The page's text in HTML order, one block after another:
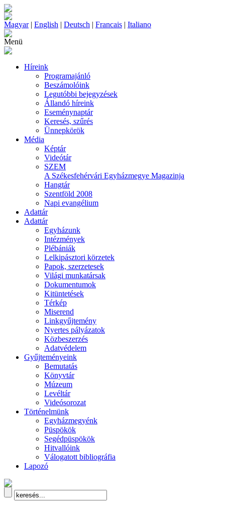
Magyar| English | Deutsch | Francais | Italiano
Menü
Híreink
Programajánló
Beszámolóink
Legutóbbi bejegyzések
Állandó híreink
Eseménynaptár
Keresés, szűrés
Ünnepkörök
Média
Képtár
Videótár
SZEM
A Székesfehérvári Egyházmegye Magazinja
Hangtár
Szentföld 2008
Napi evangélium
Adattár
Adattár
Egyházunk
Intézmények
Plébániák
Lelkipásztori körzetek
Papok, szerzetesek
Világi munkatársak
Dokumentumok
Kitüntetések
Térkép
Miserend
Linkgyűjtemény
Nyertes pályázatok
Közbeszerzés
Adatvédelem
Gyűjteményeink
Bemutatás
Könyvtár
Múzeum
Levéltár
Videósorozat
Történelmünk
Egyházmegyénk
Püspökök
Segédpüspökök
Hitvallóink
Válogatott bibliográfia
Lapozó